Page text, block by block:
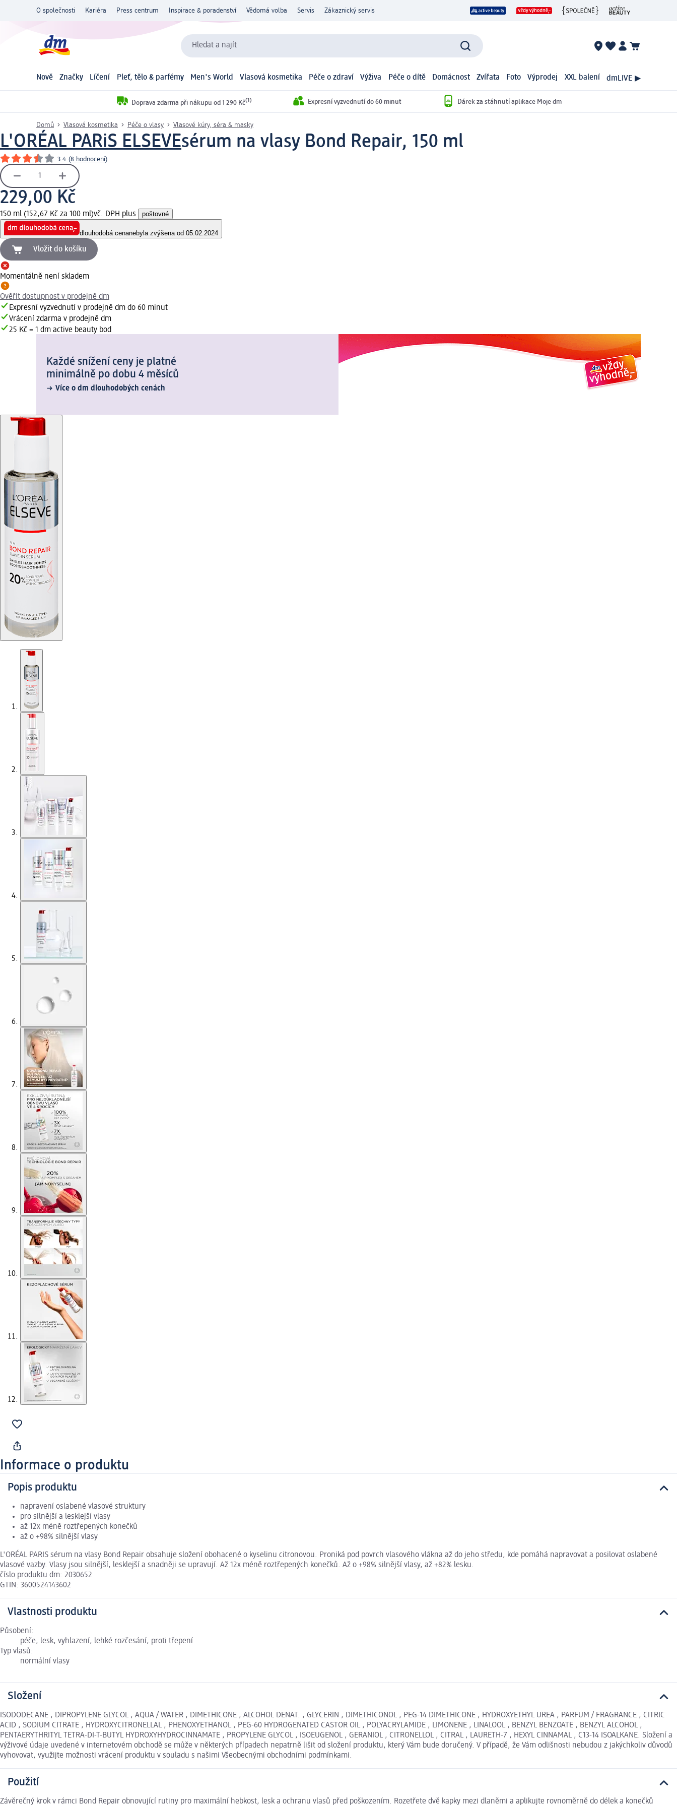
O společnosti Kariéra Press centrum Inspirace & poradenství Vědomá volba Servis Zákaznický servis
Hledat a najít
Nově Značky Líčení Pleť, tělo & parfémy Men's World Vlasová kosmetika Péče o zdraví Výživa Péče o dítě Domácnost Zvířata Foto Výprodej XXL balení dmLIVE ▶
Doprava zdarma při nákupu od 1 290 Kč(1) Expresní vyzvednutí do 60 minut Dárek za stáhnutí aplikace Moje dm
Domů Vlasová kosmetika Péče o vlasy Vlasové kúry, séra & masky
L'ORÉAL PARiS ELSEVEsérum na vlasy Bond Repair, 150 ml
3.4 (8 hodnocení)
229,00 Kč
150 ml (152,67 Kč za 100 ml)vč. DPH plus poštovné
dlouhodobá cenanebyla zvýšena od 05.02.2024
Vložit do košíku
Momentálně není skladem
Ověřit dostupnost v prodejně dm
Expresní vyzvednutí v prodejně dm do 60 minut
Vrácení zdarma v prodejně dm
25 Kč = 1 dm active beauty bod
Každé snížení ceny je platné
minimálně po dobu 4 měsíců
Více o dm dlouhodobých cenách
Informace o produktu
Popis produktu
napravení oslabené vlasové struktury
pro silnější a lesklejší vlasy
až 12x méně roztřepených konečků
až o +98% silnější vlasy
L'ORÉAL PARIS sérum na vlasy Bond Repair obsahuje složení obohacené o kyselinu citronovou. Proniká pod povrch vlasového vlákna až do jeho středu, kde pomáhá napravovat a posilovat oslabené
vlasové vazby. Vlasy jsou silnější, lesklejší a snadněji se upravují. Až 12x méně roztřepených konečků. Až o +98% silnější vlasy, až +82% lesku.
číslo produktu dm: 2030652
GTIN: 3600524143602
Vlastnosti produktu
Působení:
péče, lesk, vyhlazení, lehké rozčesání, proti třepení
Typ vlasů:
normální vlasy
Složení
ISODODECANE , DIPROPYLENE GLYCOL , AQUA / WATER , DIMETHICONE , ALCOHOL DENAT. , GLYCERIN , DIMETHICONOL , PEG-14 DIMETHICONE , HYDROXYETHYL UREA , PARFUM / FRAGRANCE , CITRIC
ACID , SODIUM CITRATE , HYDROXYCITRONELLAL , PHENOXYETHANOL , PEG-60 HYDROGENATED CASTOR OIL , POLYACRYLAMIDE , LIMONENE , LINALOOL , BENZYL BENZOATE , BENZYL ALCOHOL ,
PENTAERYTHRITYL TETRA-DI-T-BUTYL HYDROXYHYDROCINNAMATE , PROPYLENE GLYCOL , ISOEUGENOL , GERANIOL , CITRONELLOL , CITRAL , LAURETH-7 , HEXYL CINNAMAL , C13-14 ISOALKANE. Složení a
výživové údaje uvedené v internetovém obchodě se může v některých případech nepatrně lišit od složení produktu, který Vám bude doručený. V případě, že Vám odlišnosti nebudou z jakýchkoliv důvodů
vyhovovat, využijte možnosti vrácení produktu v souladu s našimi Všeobecnými obchodními podmínkami.
Použití
Závěrečný krok v rámci Bond Repair obnovující rutiny pro maximální hebkost, lesk a ochranu vlasů před poškozením. Rozetřete dvě kapky mezi dlaněmi a aplikujte rovnoměrně do délek a konečků